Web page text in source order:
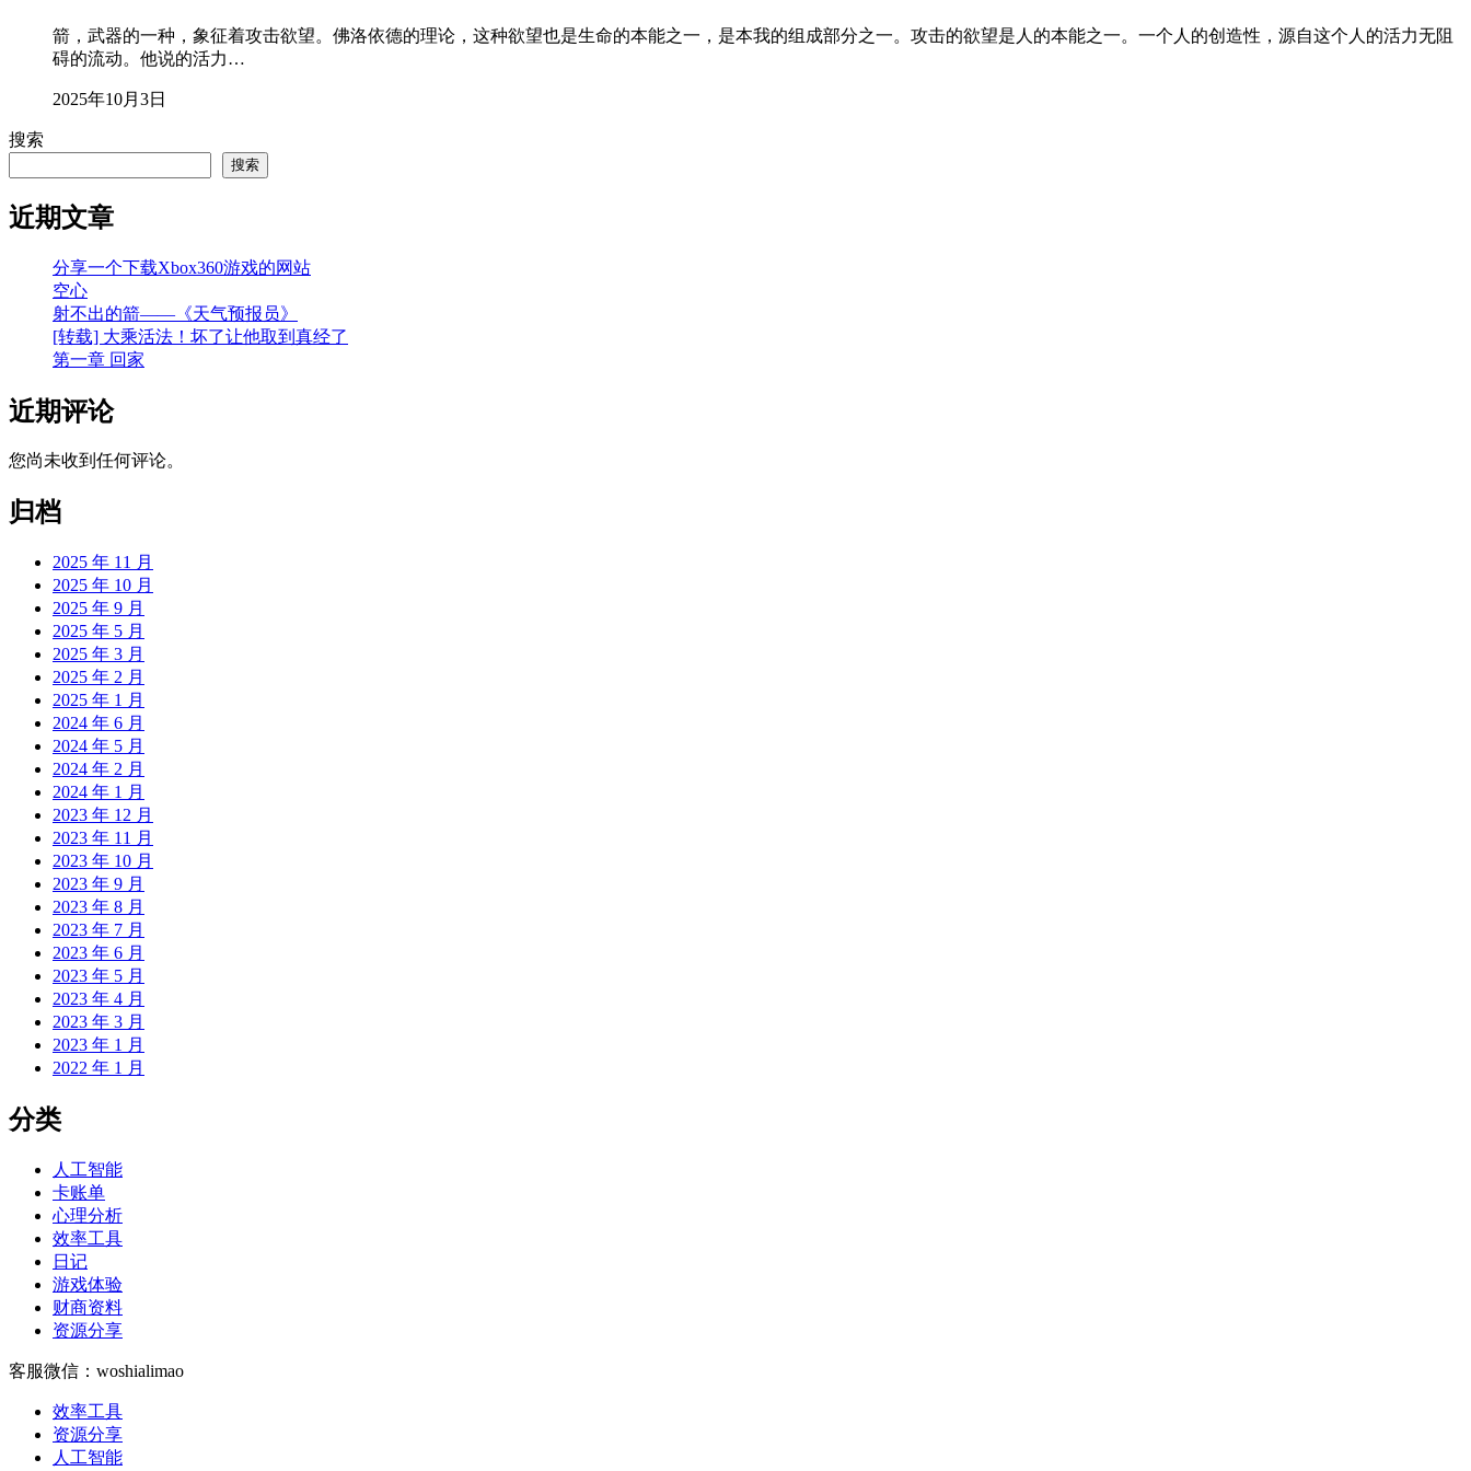
箭，武器的一种，象征着攻击欲望。佛洛依德的理论，这种欲望也是生命的本能之一，是本我的组成部分之一。攻击的欲望是人的本能之一。一个人的创造性，源自这个人的活力无阻
碍的流动。他说的活力…
2025年10月3日
搜索
搜索
近期文章
分享一个下载Xbox360游戏的网站
空心
射不出的箭——《天气预报员》
[转载] 大乘活法！坏了让他取到真经了
第一章 回家
近期评论
您尚未收到任何评论。
归档
2025 年 11 月
2025 年 10 月
2025 年 9 月
2025 年 5 月
2025 年 3 月
2025 年 2 月
2025 年 1 月
2024 年 6 月
2024 年 5 月
2024 年 2 月
2024 年 1 月
2023 年 12 月
2023 年 11 月
2023 年 10 月
2023 年 9 月
2023 年 8 月
2023 年 7 月
2023 年 6 月
2023 年 5 月
2023 年 4 月
2023 年 3 月
2023 年 1 月
2022 年 1 月
分类
人工智能
卡账单
心理分析
效率工具
日记
游戏体验
财商资料
资源分享
客服微信：woshialimao
效率工具
资源分享
人工智能